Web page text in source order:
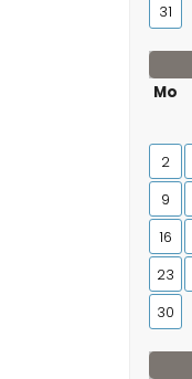
31
Mo
2
9
16
23
30